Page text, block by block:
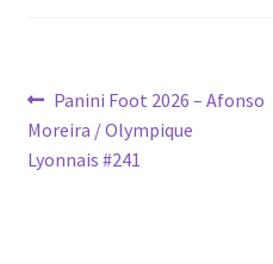
Navigation
de
Article
précédent :
Panini Foot 2026 – Afonso
Moreira / Olympique
Lyonnais #241